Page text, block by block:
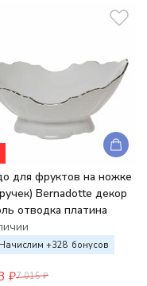
для фруктов на ножке
Bernadotte декор
отводка платина
Начислим +328 бонусов
₽7 015 ₽